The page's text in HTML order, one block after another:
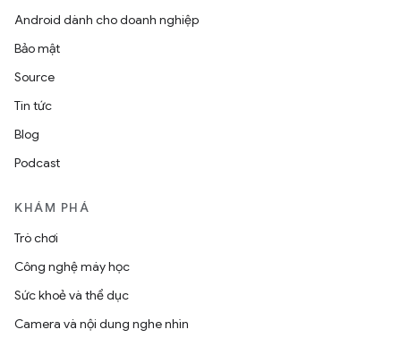
Android dành cho doanh nghiệp
Bảo mật
Source
Tin tức
Blog
Podcast
KHÁM PHÁ
Trò chơi
Công nghệ máy học
Sức khoẻ và thể dục
Camera và nội dung nghe nhìn